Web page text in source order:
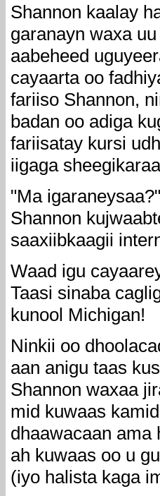
Shannon kaalay
garanayn waxa
aabeheed
cayaarta oo
fariiso Shannon,
badan oo adiga
fariisatay kursi
iigaga
"Ma
Shannon
saaxiibkaagii
Waad igu
Taasi sinaba
kunool Michigan!
Ninkii oo
aan anigu taas
Shannon waxaa
mid kuwaas
dhaawacaan ama
ah kuwaas oo u
(iyo halista kaga